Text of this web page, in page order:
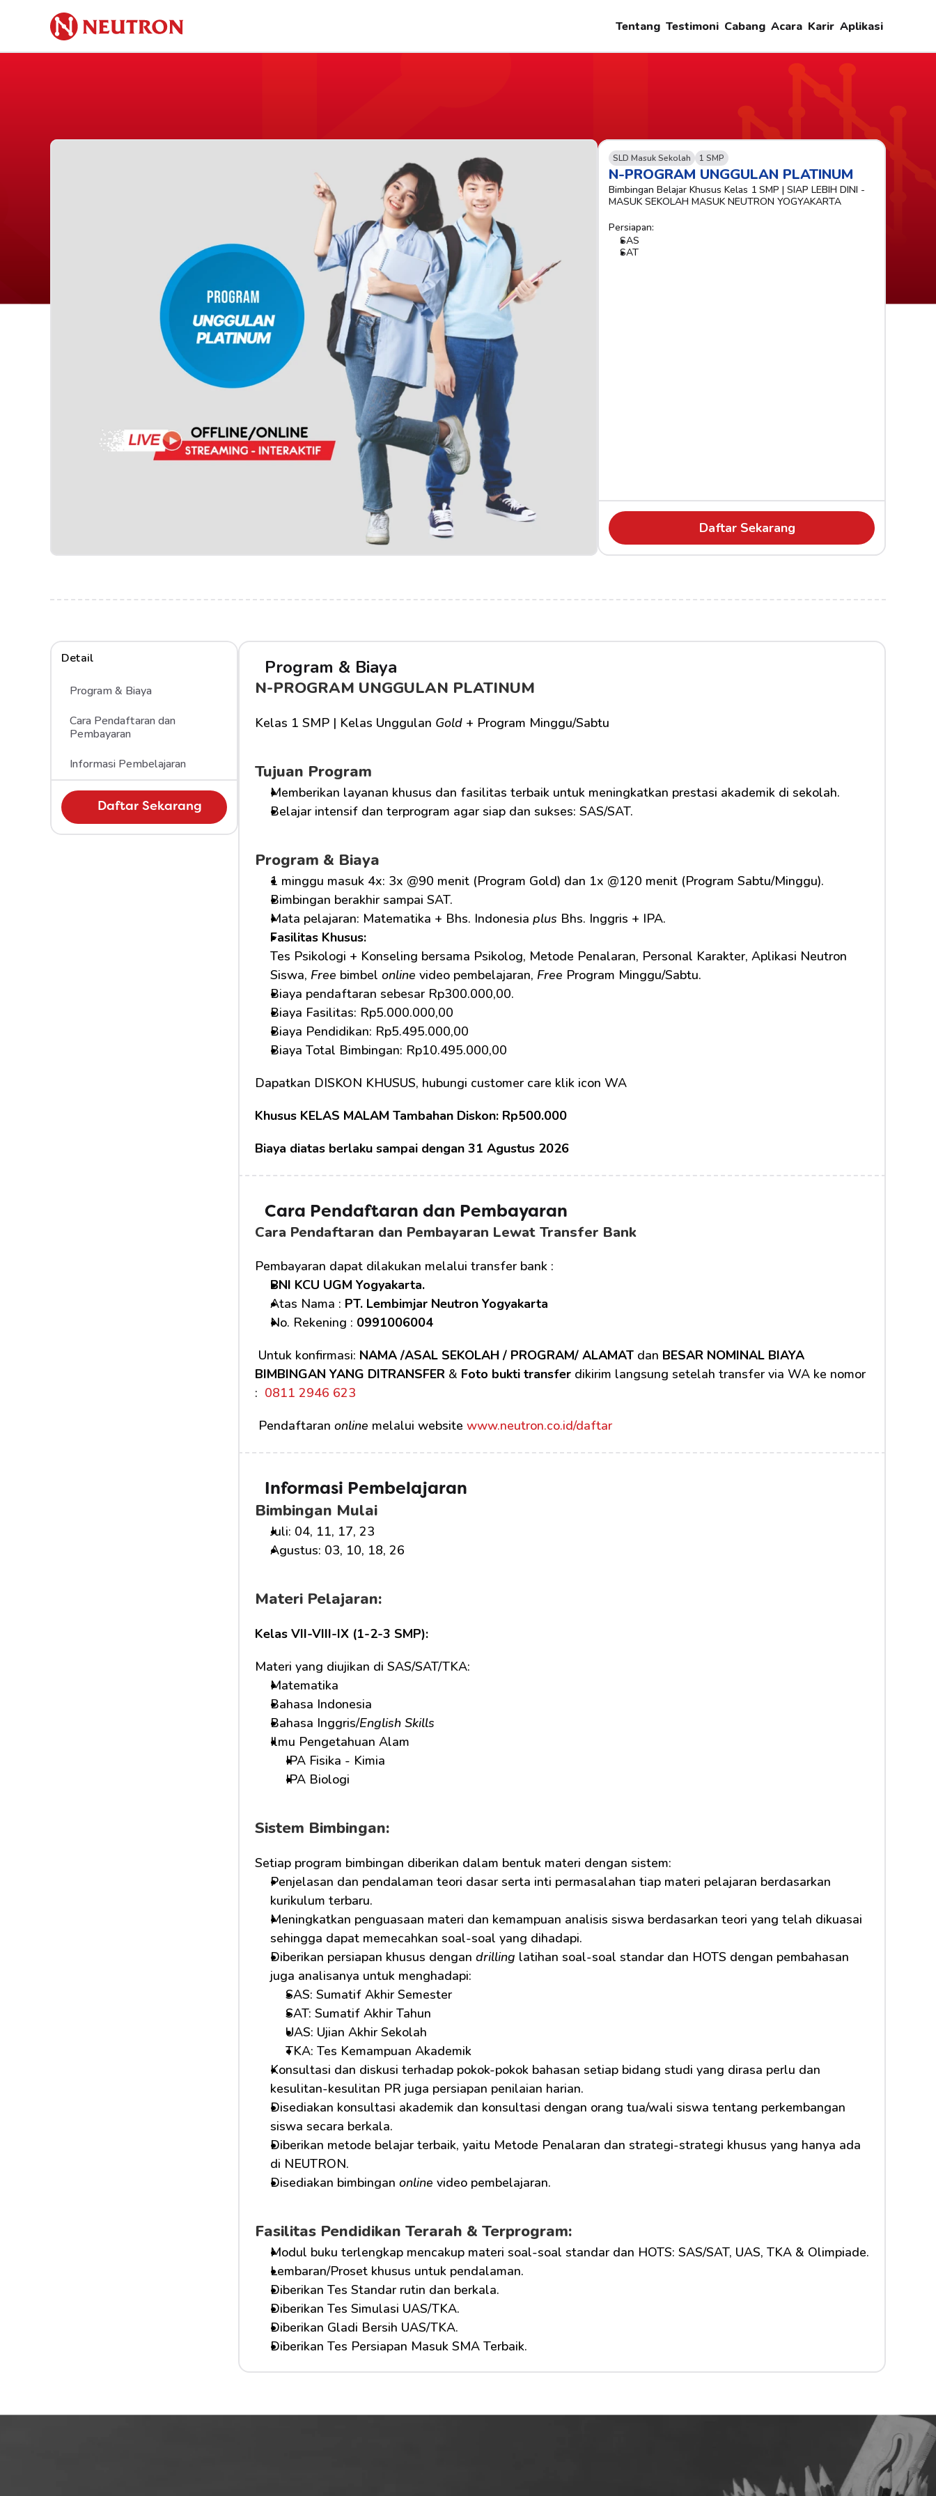
Tentang Testimoni Cabang Acara Karir Aplikasi
SLD Masuk Sekolah 1 SMP
N-PROGRAM UNGGULAN PLATINUM
Bimbingan Belajar Khusus Kelas 1 SMP | SIAP LEBIH DINI -
MASUK SEKOLAH MASUK NEUTRON YOGYAKARTA
Persiapan:
SAS
SAT
Daftar Sekarang
Detail
Program & Biaya
Cara Pendaftaran dan
Pembayaran
Informasi Pembelajaran
Daftar Sekarang
Program & Biaya
N-PROGRAM UNGGULAN PLATINUM
Kelas 1 SMP | Kelas Unggulan Gold + Program Minggu/Sabtu
Tujuan Program
Memberikan layanan khusus dan fasilitas terbaik untuk meningkatkan prestasi akademik di sekolah.
Belajar intensif dan terprogram agar siap dan sukses: SAS/SAT.
Program & Biaya
1 minggu masuk 4x: 3x @90 menit (Program Gold) dan 1x @120 menit (Program Sabtu/Minggu).
Bimbingan berakhir sampai SAT.
Mata pelajaran: Matematika + Bhs. Indonesia plus Bhs. Inggris + IPA.
Fasilitas Khusus:
Tes Psikologi + Konseling bersama Psikolog, Metode Penalaran, Personal Karakter, Aplikasi Neutron
Siswa, Free bimbel online video pembelajaran, Free Program Minggu/Sabtu.
Biaya pendaftaran sebesar Rp300.000,00.
Biaya Fasilitas: Rp5.000.000,00
Biaya Pendidikan: Rp5.495.000,00
Biaya Total Bimbingan: Rp10.495.000,00
Dapatkan DISKON KHUSUS, hubungi customer care klik icon WA
Khusus KELAS MALAM Tambahan Diskon: Rp500.000
Biaya diatas berlaku sampai dengan 31 Agustus 2026
Cara Pendaftaran dan Pembayaran
Cara Pendaftaran dan Pembayaran Lewat Transfer Bank
Pembayaran dapat dilakukan melalui transfer bank :
BNI KCU UGM Yogyakarta.
Atas Nama : PT. Lembimjar Neutron Yogyakarta
No. Rekening : 0991006004
Untuk konfirmasi: NAMA /ASAL SEKOLAH / PROGRAM/ ALAMAT dan BESAR NOMINAL BIAYA
BIMBINGAN YANG DITRANSFER & Foto bukti transfer dikirim langsung setelah transfer via WA ke nomor
: 0811 2946 623
Pendaftaran online melalui website www.neutron.co.id/daftar
Informasi Pembelajaran
Bimbingan Mulai
Juli: 04, 11, 17, 23
Agustus: 03, 10, 18, 26
Materi Pelajaran:
Kelas VII-VIII-IX (1-2-3 SMP):
Materi yang diujikan di SAS/SAT/TKA:
Matematika
Bahasa Indonesia
Bahasa Inggris/English Skills
Ilmu Pengetahuan Alam
IPA Fisika - Kimia
IPA Biologi
Sistem Bimbingan:
Setiap program bimbingan diberikan dalam bentuk materi dengan sistem:
Penjelasan dan pendalaman teori dasar serta inti permasalahan tiap materi pelajaran berdasarkan
kurikulum terbaru.
Meningkatkan penguasaan materi dan kemampuan analisis siswa berdasarkan teori yang telah dikuasai
sehingga dapat memecahkan soal-soal yang dihadapi.
Diberikan persiapan khusus dengan drilling latihan soal-soal standar dan HOTS dengan pembahasan
juga analisanya untuk menghadapi:
SAS: Sumatif Akhir Semester
SAT: Sumatif Akhir Tahun
UAS: Ujian Akhir Sekolah
TKA: Tes Kemampuan Akademik
Konsultasi dan diskusi terhadap pokok-pokok bahasan setiap bidang studi yang dirasa perlu dan
kesulitan-kesulitan PR juga persiapan penilaian harian.
Disediakan konsultasi akademik dan konsultasi dengan orang tua/wali siswa tentang perkembangan
siswa secara berkala.
Diberikan metode belajar terbaik, yaitu Metode Penalaran dan strategi-strategi khusus yang hanya ada
di NEUTRON.
Disediakan bimbingan online video pembelajaran.
Fasilitas Pendidikan Terarah & Terprogram:
Modul buku terlengkap mencakup materi soal-soal standar dan HOTS: SAS/SAT, UAS, TKA & Olimpiade.
Lembaran/Proset khusus untuk pendalaman.
Diberikan Tes Standar rutin dan berkala.
Diberikan Tes Simulasi UAS/TKA.
Diberikan Gladi Bersih UAS/TKA.
Diberikan Tes Persiapan Masuk SMA Terbaik.